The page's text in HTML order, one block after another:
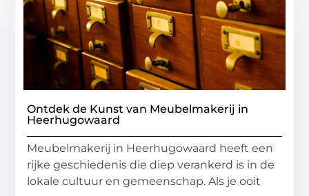
Ontdek de Kunst van Meubelmakerij in
Heerhugowaard
Meubelmakerij in Heerhugowaard heeft een
rijke geschiedenis die diep verankerd is in de
lokale cultuur en gemeenschap. Als je ooit